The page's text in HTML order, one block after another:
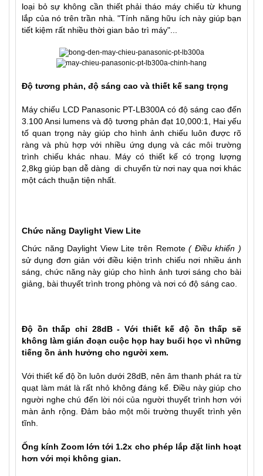
loại bỏ sự không cần thiết phải tháo máy chiếu từ khung
lắp của nó trên trần nhà. "Tính năng hữu ích này giúp bạn
tiết kiệm rất nhiều thời gian bảo trì máy"...
Độ tương phản, độ sáng cao và thiết kế sang trọng
Máy chiếu LCD Panasonic PT-LB300A có độ sáng cao đến
3.100 Ansi lumens và độ tương phản đạt 10,000:1, Hai yếu
tố quan trọng này giúp cho hình ảnh chiếu luôn được rõ
ràng và phù hợp với nhiều ứng dụng và các môi trường
trình chiếu khác nhau. Máy có thiết kế có trọng lượng
2,8kg giúp bạn dễ dàng di chuyển từ nơi nay qua nơi khác
một cách thuận tiện nhất.
Chức năng Daylight View Lite
Chức năng Daylight View Lite trên Remote( Điều khiển )
sử dụng đơn giản với điều kiện trình chiếu nơi nhiều ánh
sáng, chức năng này giúp cho hình ảnh tươi sáng cho bài
giảng, bài thuyết trình trong phòng và nơi có độ sáng cao.
Độ ồn thấp chỉ 28dB - Với thiết kế độ ồn thấp sẽ
không làm gián đoạn cuộc họp hay buổi học vì những
tiếng ồn ảnh hưởng cho người xem.
Với thiết kế độ ồn luôn dưới 28dB, nên âm thanh phát ra từ
quạt làm mát là rất nhỏ không đáng kể. Điều này giúp cho
người nghe chú đến lời nói của người thuyết trình hơn với
màn ảnh rộng. Đảm bảo một môi trường thuyết trình yên
tĩnh.
Ống kính Zoom lớn tới 1.2x cho phép lắp đặt linh hoạt
hơn với mọi không gian.